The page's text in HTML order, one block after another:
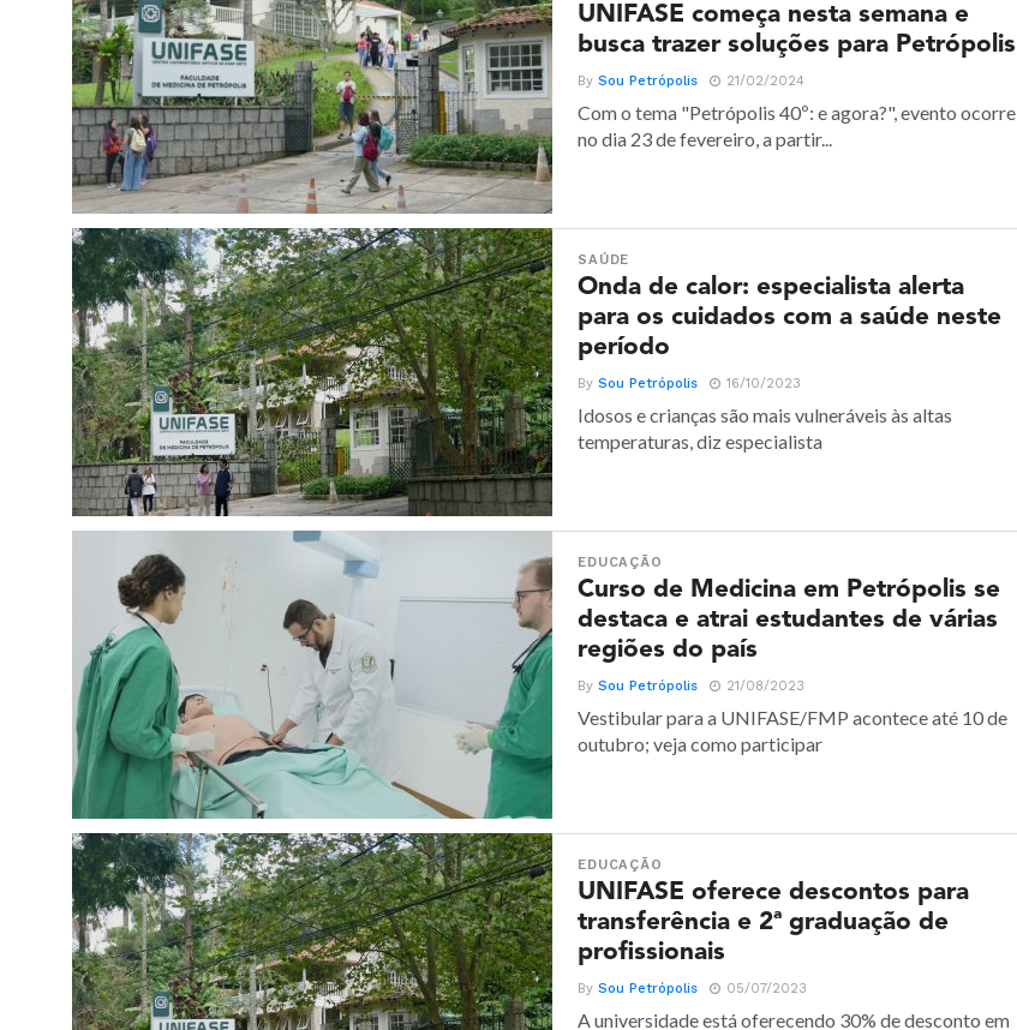
UNIFASE começa nesta semana e
busca trazer soluções para Petrópolis
BySou Petrópolis 21/02/2024
Com o tema "Petrópolis 40º: e agora?", evento ocorre
no dia 23 de fevereiro, a partir...
SAÚDE
Onda de calor: especialista alerta
para os cuidados com a saúde neste
período
BySou Petrópolis 16/10/2023
Idosos e crianças são mais vulneráveis às altas
temperaturas, diz especialista
EDUCAÇÃO
Curso de Medicina em Petrópolis se
destaca e atrai estudantes de várias
regiões do país
BySou Petrópolis 21/08/2023
Vestibular para a UNIFASE/FMP acontece até 10 de
outubro; veja como participar
EDUCAÇÃO
UNIFASE oferece descontos para
transferência e 2ª graduação de
profissionais
BySou Petrópolis 05/07/2023
A universidade está oferecendo 30% de desconto em